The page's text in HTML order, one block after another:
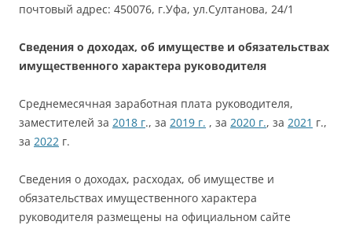
почтовый адрес: 450076, г.Уфа, ул.Султанова, 24/1
Сведения о доходах, об имуществе и обязательствах
имущественного характера руководителя
Среднемесячная заработная плата руководителя,
заместителей за 2018 г., за 2019 г. , за 2020 г., за 2021 г.,
за 2022 г.
Сведения о доходах, расходах, об имуществе и
обязательствах имущественного характера
руководителя размещены на официальном сайте